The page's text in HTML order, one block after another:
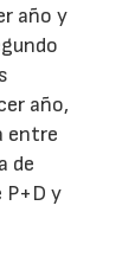
año y
año,
entre
de
y